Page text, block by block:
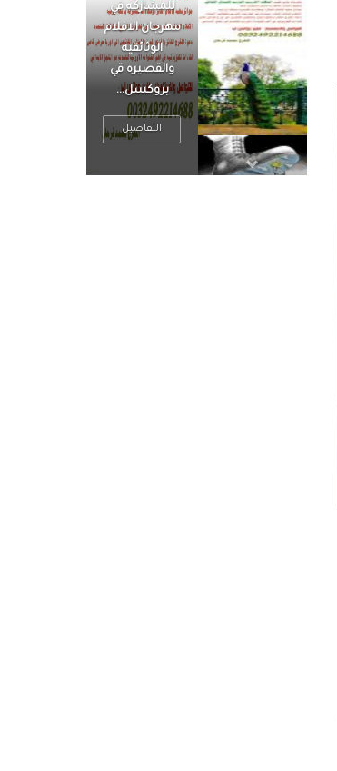
يتحرر من القلق
، بينما الرجل
ضيق الأفق
فعادة ما يكون
متوتراً
التفاصيل